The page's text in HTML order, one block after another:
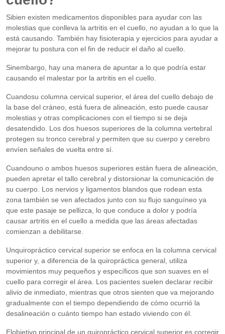
Sibien existen medicamentos disponibles para ayudar con las
molestias que conlleva la artritis en el cuello, no ayudan a lo que la
está causando. También hay fisioterapia y ejercicios para ayudar a
mejorar tu postura con el fin de reducir el daño al cuello.
Sinembargo, hay una manera de apuntar a lo que podría estar
causando el malestar por la artritis en el cuello.
Cuandosu columna cervical superior, el área del cuello debajo de
la base del cráneo, está fuera de alineación, esto puede causar
molestias y otras complicaciones con el tiempo si se deja
desatendido. Los dos huesos superiores de la columna vertebral
protegen su tronco cerebral y permiten que su cuerpo y cerebro
envíen señales de vuelta entre sí.
Cuandouno o ambos huesos superiores están fuera de alineación,
pueden apretar el tallo cerebral y distorsionar la comunicación de
su cuerpo. Los nervios y ligamentos blandos que rodean esta
zona también se ven afectados junto con su flujo sanguíneo ya
que este pasaje se pellizca, lo que conduce a dolor y podría
causar artritis en el cuello a medida que las áreas afectadas
comienzan a debilitarse.
Unquiropráctico cervical superior se enfoca en la columna cervical
superior y, a diferencia de la quiropráctica general, utiliza
movimientos muy pequeños y específicos que son suaves en el
cuello para corregir el área. Los pacientes suelen declarar recibir
alivio de inmediato, mientras que otros sienten que va mejorando
gradualmente con el tiempo dependiendo de cómo ocurrió la
desalineación o cuánto tiempo han estado viviendo con él.
Elobjetivo principal de un quiropráctico cervical superior es corregir